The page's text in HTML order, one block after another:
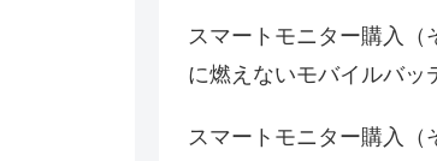
スマートモニター購入
に燃えないモバイルバッ
スマートモニター購入